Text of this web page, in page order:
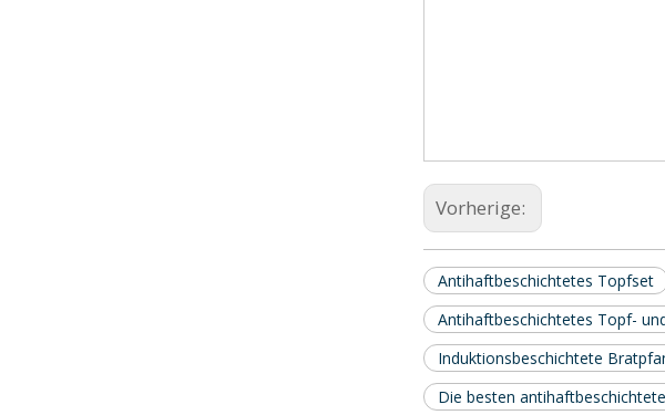
Vorherige:
Antihaftbeschichtetes Topfset
Antihaftbeschichtetes Topf-
Induktionsbeschichtete
Die besten